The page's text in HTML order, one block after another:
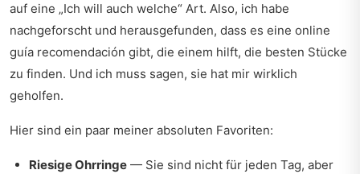
auf eine „Ich will auch welche“ Art. Also, ich habe
nachgeforscht und herausgefunden, dass es eine online
guía recomendación gibt, die einem hilft, die besten Stücke
zu finden. Und ich muss sagen, sie hat mir wirklich
geholfen.
Hier sind ein paar meiner absoluten Favoriten:
Riesige Ohrringe — Sie sind nicht für jeden Tag, aber